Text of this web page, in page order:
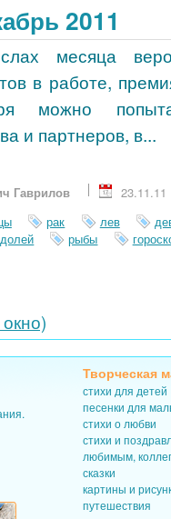
2011
месяца
в работе,
можно
и партнеров, в...
Гаврилов
23.11.11
рак лев
рыбы
Творческая
стихи для детей
песенки для
стихи о любви
стихи и
любимым,
сказки
картины и
путешествия